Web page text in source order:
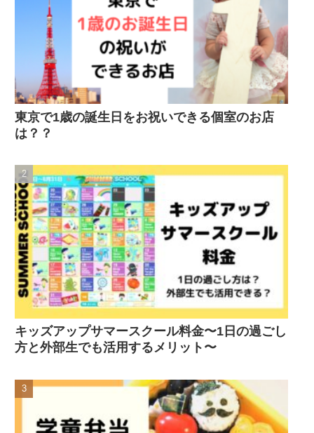
東京で1歳の誕生日をお祝いできる個室のお店
は？？
キッズアップサマースクール料金〜1日の過ごし
方と外部生でも活用するメリット〜